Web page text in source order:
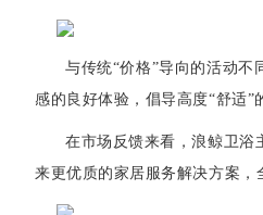
与传统“价格”导向的活动
感的良好体验，倡导高度“舒适”
在市场反馈来看，浪鲸卫浴
来更优质的家居服务解决方案，